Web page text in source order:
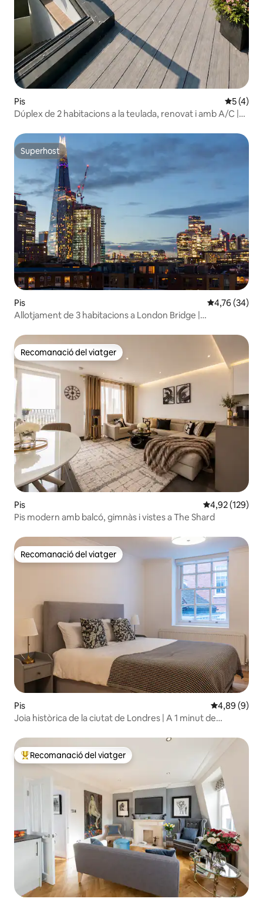
Pis 5 de
5 (4)
Dúplex de 2 habitacions a la teulada, renovat i amb A/C |
Superhost
Superhost
Pis 4,76 de
4,76 (34)
Allotjament de 3 habitacions a London Bridge |
Recomanació del viatger
Recomanació del viatger
Pis 4,92 de
4,92 (129)
Pis modern amb balcó, gimnàs i vistes a The Shard
Recomanació del viatger
Recomanació del viatger
Pis 4,89 de
4,89 (9)
Joia històrica de la ciutat de Londres | A 1 minut de
Principals recomanacions dels viatgers
Recomanació del viatger